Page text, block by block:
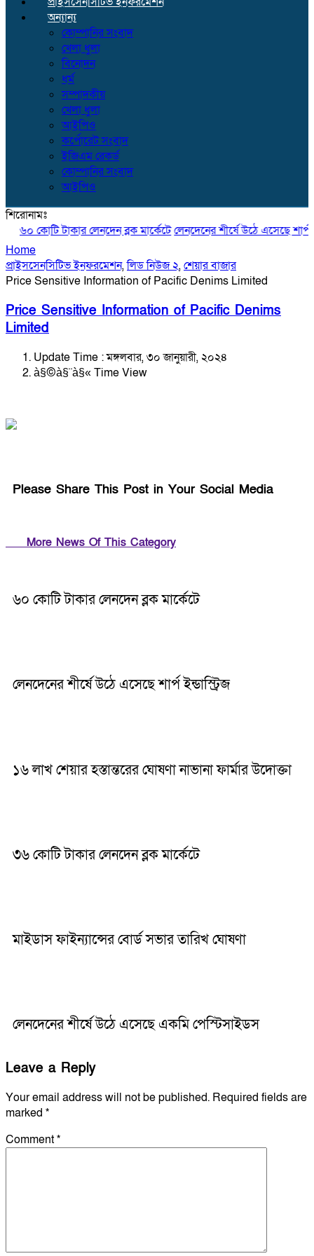
অন্যান্য
কোম্পানির সংবাদ
খেলা ধুলা
বিনোদন
ধর্ম
সম্পাদকীয়
খেলা ধুলা
আইপিও
কর্পোরেট সংবাদ
ইজিএম রেকর্ড
কোম্পানির সংবাদ
আইপিও
শিরোনামঃ
৬০ কোটি টাকার লেনদেন ব্লক মার্কেটেলেনদেনের শীর্ষে উঠে এসেছে শার্প
Home
প্রাইসসেনসিটিভ ইনফরমেশন,লিড নিউজ ২,শেয়ার বাজার
Price Sensitive Information of Pacific Denims Limited
Price Sensitive Information of Pacific Denims
Limited
Update Time : মঙ্গলবার, ৩০ জানুয়ারী, ২০২৪
à§©à§¨à§« Time View
Please Share This Post in Your Social Media
More News Of This Category
৬০ কোটি টাকার লেনদেন ব্লক মার্কেটে
লেনদেনের শীর্ষে উঠে এসেছে শার্প ইন্ডাস্ট্রিজ
১৬ লাখ শেয়ার হস্তান্তরের ঘোষণা নাভানা ফার্মার উদোক্তা
৩৬ কোটি টাকার লেনদেন ব্লক মার্কেটে
মাইডাস ফাইন্যান্সের বোর্ড সভার তারিখ ঘোষণা
লেনদেনের শীর্ষে উঠে এসেছে একমি পেস্টিসাইডস
Leave a Reply
Your email address will not be published. Required fields are
marked *
Comment*